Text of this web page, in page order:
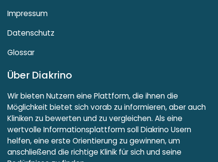
Impressum
Datenschutz
Glossar
Über Diakrino
Wir bieten Nutzern eine Plattform, die ihnen die
Möglichkeit bietet sich vorab zu informieren, aber auch
Kliniken zu bewerten und zu vergleichen. Als eine
wertvolle Informationsplattform soll Diakrino Usern
helfen, eine erste Orientierung zu gewinnen, um
anschließend die richtige Klinik für sich und seine